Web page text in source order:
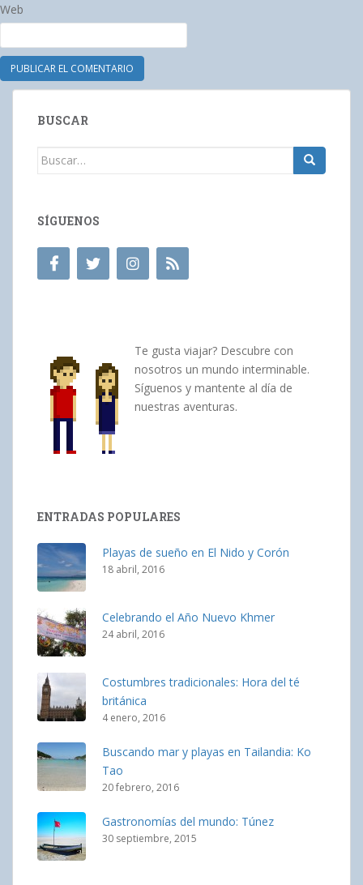
Web
BUSCAR
Buscar:
SÍGUENOS
Te gusta viajar? Descubre con
nosotros un mundo interminable.
Síguenos y mantente al día de
nuestras aventuras.
ENTRADAS POPULARES
Playas de sueño en El Nido y Corón
18 abril, 2016
Celebrando el Año Nuevo Khmer
24 abril, 2016
Costumbres tradicionales: Hora del té
británica
4 enero, 2016
Buscando mar y playas en Tailandia: Ko
Tao
20 febrero, 2016
Gastronomías del mundo: Túnez
30 septiembre, 2015